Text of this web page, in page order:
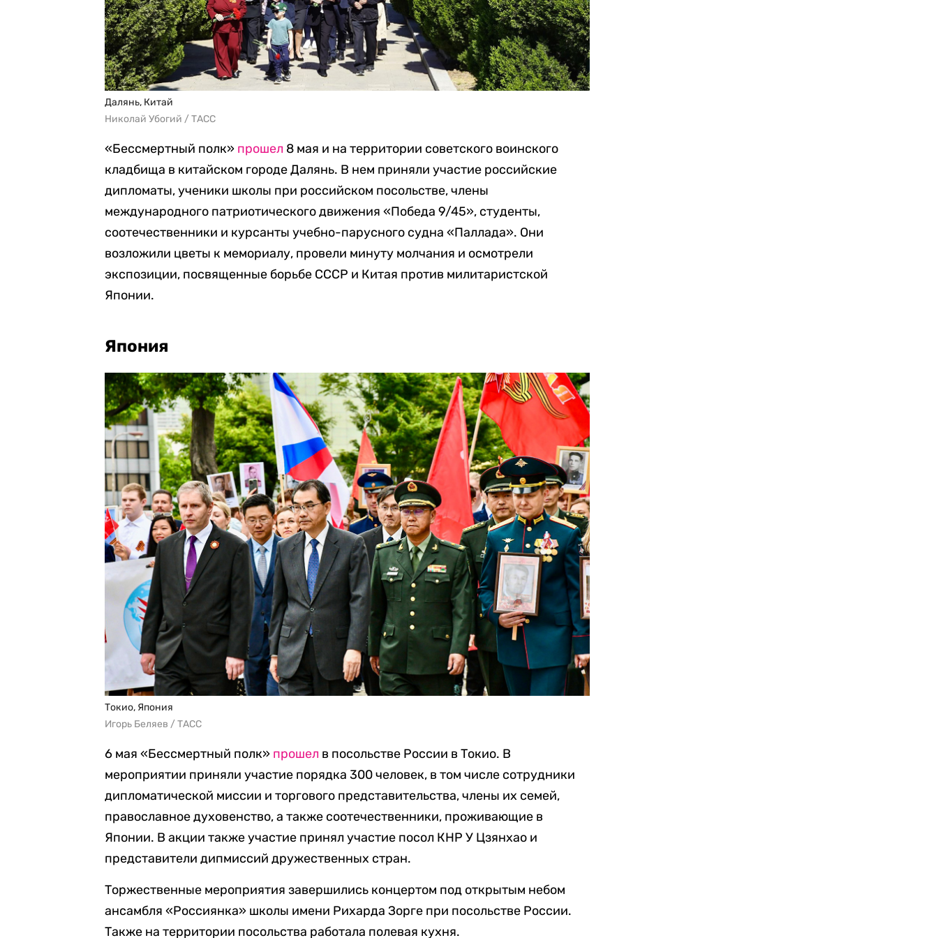
Далянь, Китай
Николай Убогий / ТАСС
«Бессмертный полк» прошел 8 мая и на территории советского воинского
кладбища в китайском городе Далянь. В нем приняли участие российские
дипломаты, ученики школы при российском посольстве, члены
международного патриотического движения «Победа 9/45», студенты,
соотечественники и курсанты учебно-парусного судна «Паллада». Они
возложили цветы к мемориалу, провели минуту молчания и осмотрели
экспозиции, посвященные борьбе СССР и Китая против милитаристской
Японии.
Япония
Токио, Япония
Игорь Беляев / ТАСС
6 мая «Бессмертный полк» прошел в посольстве России в Токио. В
мероприятии приняли участие порядка 300 человек, в том числе сотрудники
дипломатической миссии и торгового представительства, члены их семей,
православное духовенство, а также соотечественники, проживающие в
Японии. В акции также участие принял участие посол КНР У Цзянхао и
представители дипмиссий дружественных стран.
Торжественные мероприятия завершились концертом под открытым небом
ансамбля «Россиянка» школы имени Рихарда Зорге при посольстве России.
Также на территории посольства работала полевая кухня.